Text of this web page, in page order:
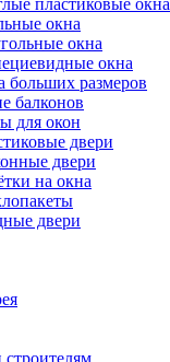
пластиковые окна
окна
окна
окна
больших размеров
балконов
для окон
двери
двери
на окна
двери